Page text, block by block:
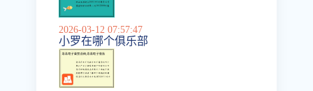
2026-03-12 07:57:47
小罗在哪个俱乐部